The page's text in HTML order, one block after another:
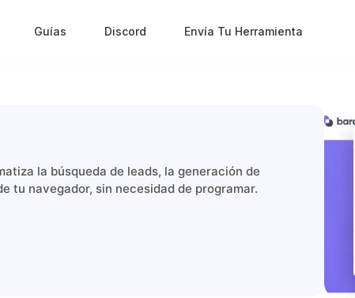
Guías Discord Envía Tu Herramienta
la búsqueda de leads, la generación de
tu navegador, sin necesidad de programar.